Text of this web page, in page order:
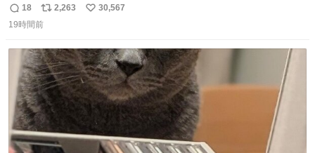
めたよ！！！ 作業してくれた方々ありがとーーー
ー！！！！！！！！！！！！！！！！！！！！！！！！！
返
信
18
リ
ポ
ト
数
2,263
い
数
30,567
19時間前